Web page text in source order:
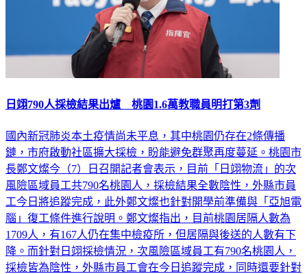
日翊790人採檢結果出爐 桃園1.6萬教職員明打第3劑
國內新冠肺炎本土疫情尚未平息，其中桃園仍存在2條傳播
鏈，市府啟動社區擴大採檢，盼能避免群聚再度蔓延。桃園市
長鄭文燦今（7）日召開記者會表示，目前「日翊物流」的次
風險區域員工共790名桃園人，採檢結果全數陰性，外縣市員
工今日將追蹤完成，此外鄭文燦也針對開學前準備與「亞旭電
腦」復工條件進行說明。鄭文燦指出，目前桃園居隔人數為
1709人，有167人仍在集中檢疫所，但居隔與後送的人數有下
降。而針對日翊採檢情況，次風險區域員工有790名桃園人，
採檢皆為陰性，外縣市員工會在今日追蹤完成，同時還要針對